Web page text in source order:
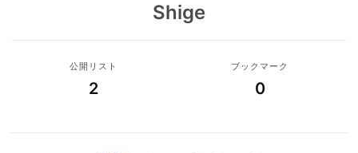
Shige
公開リスト
2
ブックマーク
0